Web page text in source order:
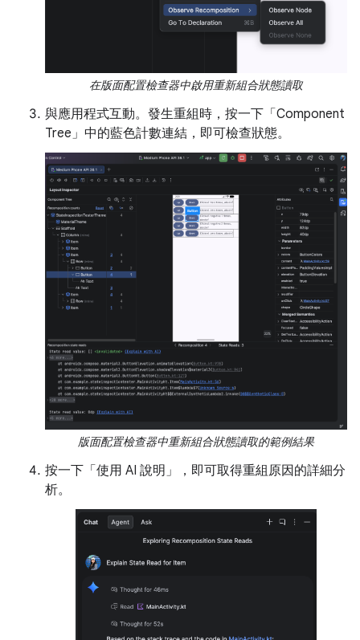
在版面配置檢查器中啟用重新組合狀態讀取
與應用程式互動。發生重組時，按一下「Component
Tree」中的藍色計數連結，即可檢查狀態。
版面配置檢查器中重新組合狀態讀取的範例結果
按一下「使用 AI 說明」，即可取得重組原因的詳細分
析。